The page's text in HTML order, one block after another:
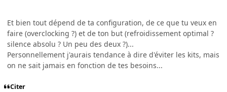
Et bien tout dépend de ta configuration, de ce que tu veux en
faire (overclocking ?) et de ton but (refroidissement optimal ?
silence absolu ? Un peu des deux ?)...
Personnellement j'aurais tendance à dire d'éviter les kits, mais
on ne sait jamais en fonction de tes besoins...
Citer